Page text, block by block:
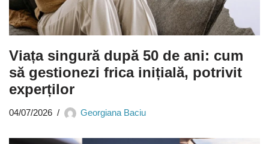
Viața singură după 50 de ani: cum
să gestionezi frica inițială, potrivit
experților
04/07/2026 Georgiana Baciu